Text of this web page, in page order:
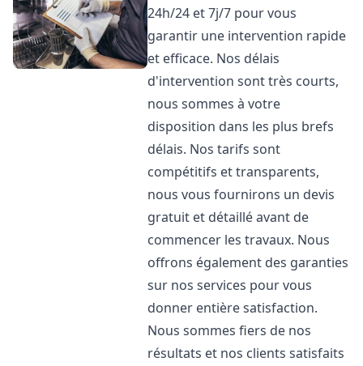
24h/24 et 7j/7 pour vous
garantir une intervention rapide
et efficace. Nos délais
d'intervention sont très courts,
nous sommes à votre
disposition dans les plus brefs
délais. Nos tarifs sont
compétitifs et transparents,
nous vous fournirons un devis
gratuit et détaillé avant de
commencer les travaux. Nous
offrons également des garanties
sur nos services pour vous
donner entière satisfaction.
Nous sommes fiers de nos
résultats et nos clients satisfaits